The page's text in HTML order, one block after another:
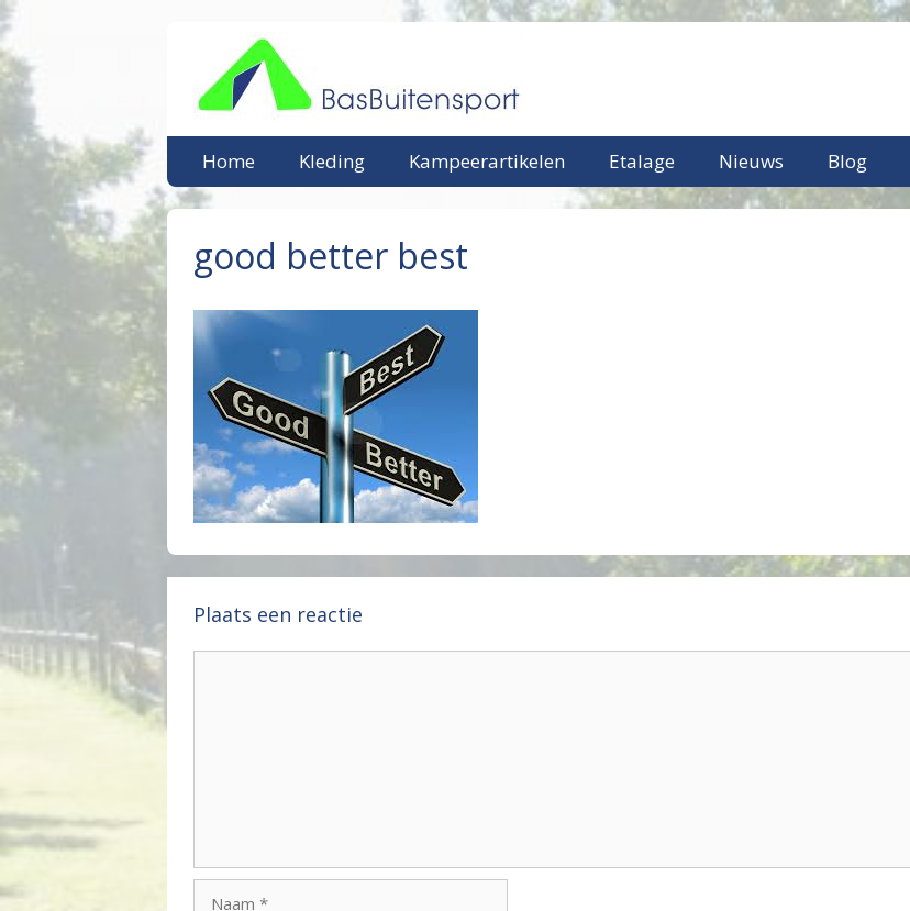
Ga
naar
de
inhoud
Home Kleding Kampeerartikelen Etalage Nieuws Blog
good better best
Plaats een reactie